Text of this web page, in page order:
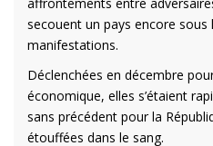
secouent un pays encore sous
manifestations.
Déclenchées en décembre
économique, elles s’étaient
sans précédent pour la
étouffées dans le sang.